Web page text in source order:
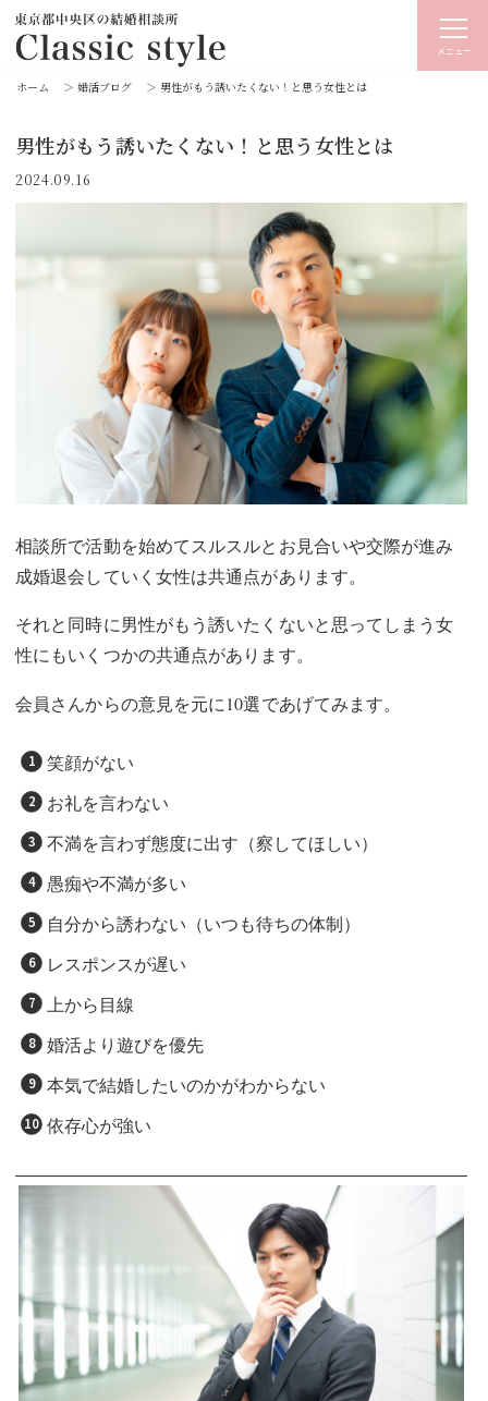
メニュー
ホーム ＞ 婚活ブログ ＞ 男性がもう誘いたくない！と思う女性とは
男性がもう誘いたくない！と思う女性とは
2024.09.16
相談所で活動を始めてスルスルとお見合いや交際が進み
成婚退会していく女性は共通点があります。
それと同時に男性がもう誘いたくないと思ってしまう女
性にもいくつかの共通点があります。
会員さんからの意見を元に10選であげてみます。
笑顔がない
お礼を言わない
不満を言わず態度に出す（察してほしい）
愚痴や不満が多い
自分から誘わない（いつも待ちの体制）
レスポンスが遅い
上から目線
婚活より遊びを優先
本気で結婚したいのかがわからない
依存心が強い